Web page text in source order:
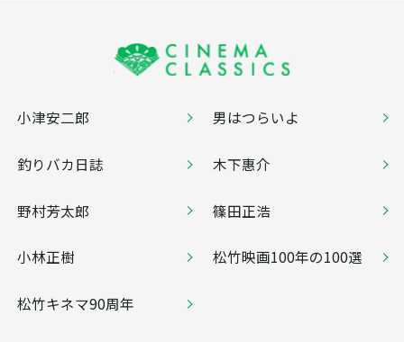
小津安二郎 男はつらいよ
釣りバカ日誌 木下惠介
野村芳太郎 篠田正浩
小林正樹 松竹映画100年の100選
松竹キネマ90周年